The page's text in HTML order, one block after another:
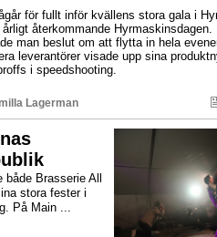
för fullt inför kvällens stora gala i
återkommande
man beslut om att flytta in hela
leverantörer visade upp sina
i speedshooting.
Lagerman
Brasserie All
stora fester i
På Main ...